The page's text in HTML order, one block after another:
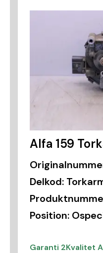
Alfa 159
Delkod:
Position:
Garanti 2Kvalitet A